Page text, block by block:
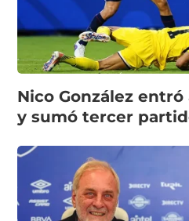
Nico González
y sumó tercer